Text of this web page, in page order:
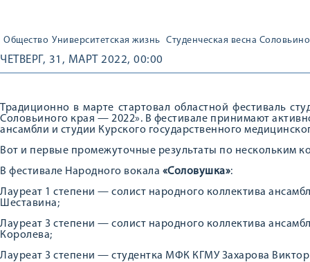
Общество Университетская жизнь Студенческая весна
ЧЕТВЕРГ, 31, МАРТ 2022, 00:00
Традиционно в марте стартовал областной фестиваль
Соловьиного края — 2022». В фестивале принимают
ансамбли и студии Курского государственного
Вот и первые промежуточные результаты по нескольким
В фестивале Народного вокала «Соловушка»:
Лауреат 1 степени — солист народного коллектива
Шеставина;
Лауреат 3 степени — солист народного коллектива
Королева;
Лауреат 3 степени — студентка МФК КГМУ Захарова